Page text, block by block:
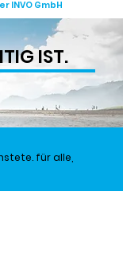
INVO GmbH
IST.
für alle,